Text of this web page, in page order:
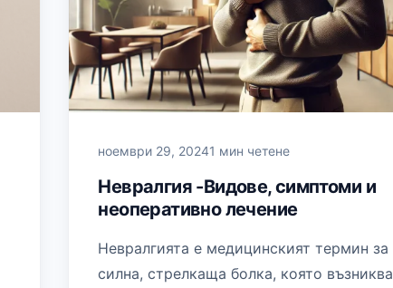
ноември 29, 20241 мин четене
Невралгия -Видове, симптоми и
неоперативно лечение
Невралгията е медицинският термин за
силна, стрелкаща болка, която възниква